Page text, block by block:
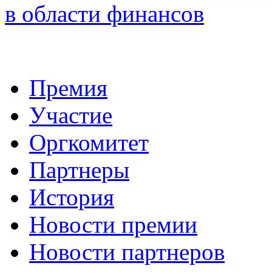
в области финансов
Премия
Участие
Оргкомитет
Партнеры
История
Новости премии
Новости партнеров